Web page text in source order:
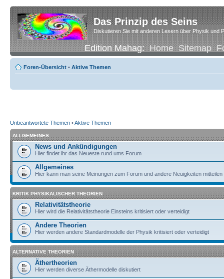
Das Prinzip des Seins
Diskutieren Sie mit anderen Lesern über Physik und
Edition Mahag:Home Sitemap
Foren-Übersicht • Aktive Themen
Unbeantwortete Themen •Aktive Themen
ALLGEMEINES
News und Ankündigungen
Hier findet ihr das Neueste rund ums Forum
Allgemeines
Hier kann man seine Meinungen zum Forum und andere Neuigkeiten mitteilen
KRITIK PHYSIKALISCHER THEORIEN
Relativitätstheorie
Hier wird die Relativitätstheorie Einsteins kritisiert oder verteidigt
Andere Theorien
Hier werden andere Standardmodelle der Physik kritisiert oder verteidigt
ALTERNATIVE THEORIEN
Äthertheorien
Hier werden diverse Äthermodelle diskutiert